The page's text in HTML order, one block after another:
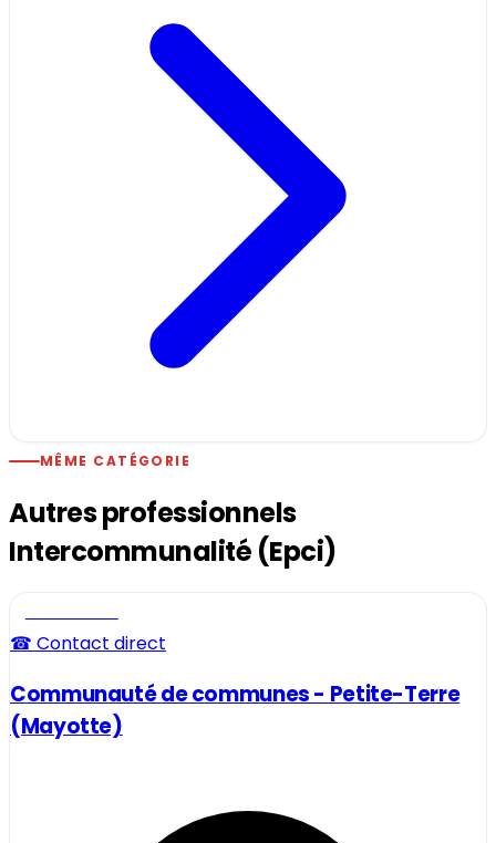
MÊME CATÉGORIE
Autres professionnels
Intercommunalité (Epci)
☎ Contact direct
Communauté de communes - Petite-Terre
(Mayotte)